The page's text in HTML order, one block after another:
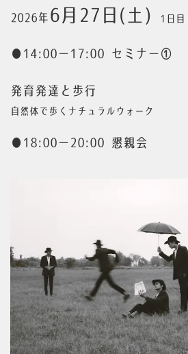
2026年 6月27日(土) 1日目
●14:00ー17:00 セミナー①
発育発達と歩行
自然体で歩くナチュラルウォーク
●18:00ー20:00 懇親会